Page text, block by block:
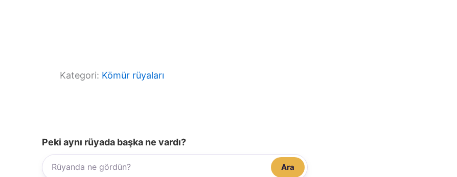
Kategori: Kömür rüyaları
Peki aynı rüyada başka ne vardı?
Ara